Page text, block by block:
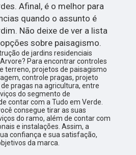
Afinal, é o melhor para
quando o assunto é
Não deixe de ver a lista
sobre paisagismo.
de jardins residenciais
Para encontrar controles
terreno, projetos de paisagismo
controle pragas, projeto
pragas na agricultura, entre
do segmento de
contar com a Tudo em Verde.
consegue tirar as suas
do ramo, além de contar com
e instalações. Assim, a
confiança e sua satisfação,
da marca.